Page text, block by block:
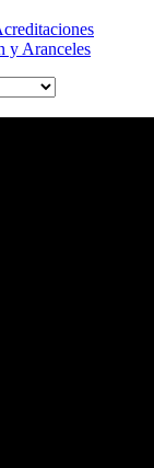
y Aranceles